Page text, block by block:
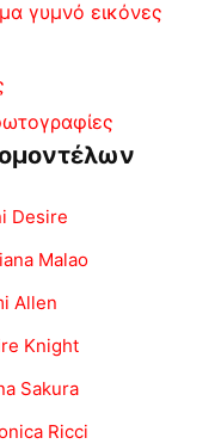
Desire
Malao
Allen
Knight
Sakura
Ricci